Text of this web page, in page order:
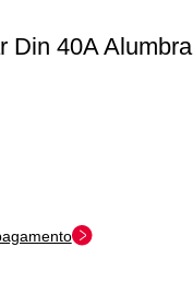
Din 40A Alumbra